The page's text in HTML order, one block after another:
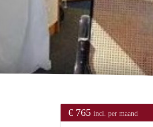
€ 765 incl. per maand